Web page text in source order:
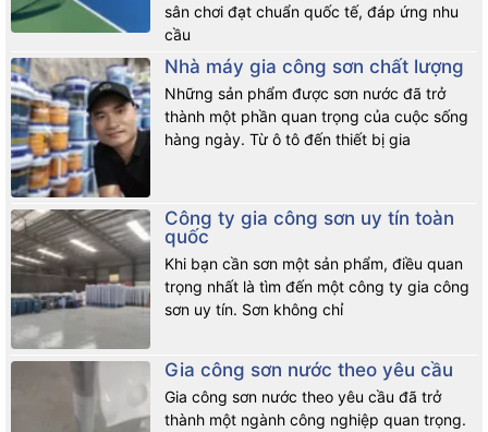
sân chơi đạt chuẩn quốc tế, đáp ứng nhu
cầu
Nhà máy gia công sơn chất lượng
Những sản phẩm được sơn nước đã trở
thành một phần quan trọng của cuộc sống
hàng ngày. Từ ô tô đến thiết bị gia
Công ty gia công sơn uy tín toàn
quốc
Khi bạn cần sơn một sản phẩm, điều quan
trọng nhất là tìm đến một công ty gia công
sơn uy tín. Sơn không chỉ
Gia công sơn nước theo yêu cầu
Gia công sơn nước theo yêu cầu đã trở
thành một ngành công nghiệp quan trọng.